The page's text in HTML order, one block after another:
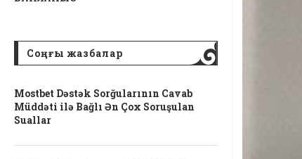
Соңғы жазбалар
Mostbet Dəstək Sorğularının Cavab
Müddəti ilə Bağlı Ən Çox Soruşulan
Suallar